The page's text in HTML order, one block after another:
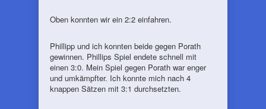
Oben konnten wir ein 2:2 einfahren.
Phillipp und ich konnten beide gegen Porath
gewinnen. Phillips Spiel endete schnell mit
einen 3:0. Mein Spiel gegen Porath war enger
und umkämpfter. Ich konnte mich nach 4
knappen Sätzen mit 3:1 durchsetzten.